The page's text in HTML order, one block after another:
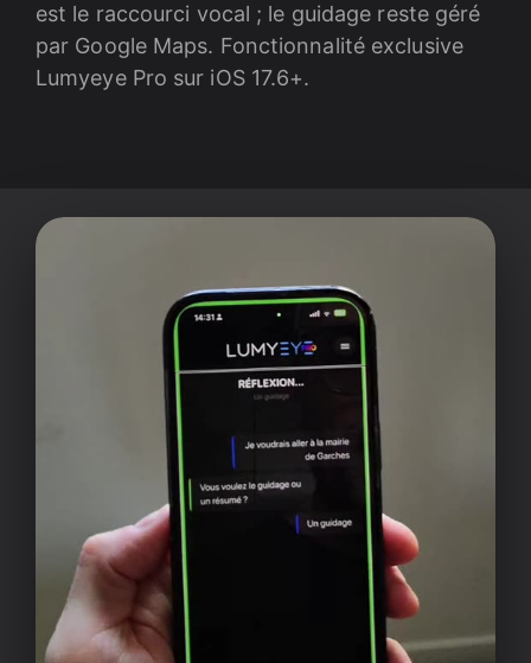
est le raccourci vocal ; le guidage reste géré
par Google Maps. Fonctionnalité exclusive
Lumyeye Pro sur iOS 17.6+.